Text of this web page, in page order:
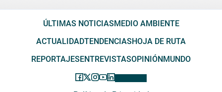
ÚLTIMAS NOTICIASMEDIO AMBIENTE
ACTUALIDADTENDENCIASHOJA DE RUTA
REPORTAJESENTREVISTASOPINIÓNMUNDO